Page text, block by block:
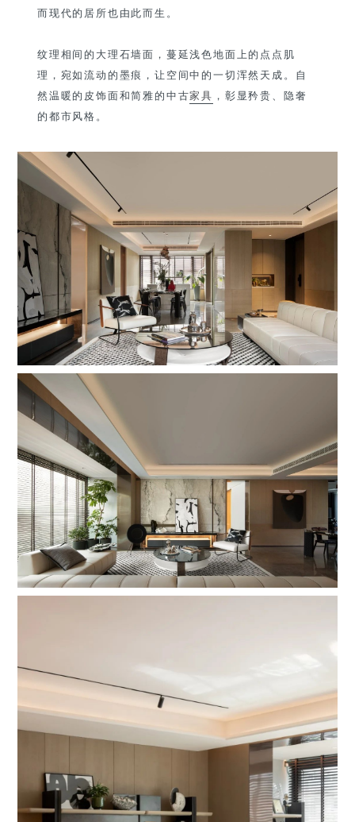
而现代的居所也由此而生。
纹理相间的大理石墙面，蔓延浅色地面上的点点肌
理，宛如流动的墨痕，让空间中的一切浑然天成。自
然温暖的皮饰面和简雅的中古家具 ，彰显矜贵、隐奢
的都市风格。